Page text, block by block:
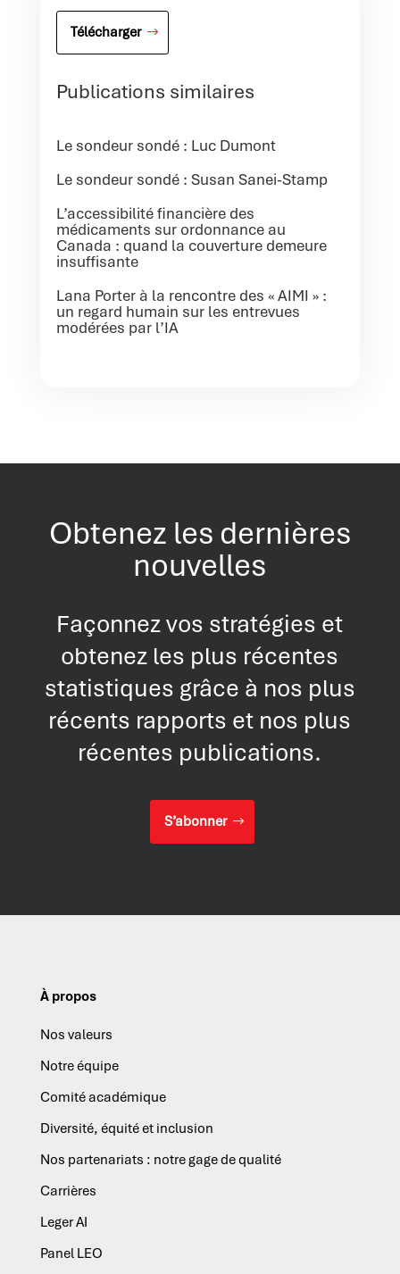
Télécharger
Publications similaires
Le sondeur sondé : Luc Dumont
Le sondeur sondé : Susan Sanei-Stamp
L’accessibilité financière des
médicaments sur ordonnance au
Canada : quand la couverture demeure
insuffisante
Lana Porter à la rencontre des « AIMI » :
un regard humain sur les entrevues
modérées par l’IA
Obtenez les dernières
nouvelles
Façonnez vos stratégies et
obtenez les plus récentes
statistiques grâce à nos plus
récents rapports et nos plus
récentes publications.
S’abonner
À propos
Nos valeurs
Notre équipe
Comité académique
Diversité, équité et inclusion
Nos partenariats : notre gage de qualité
Carrières
Leger AI
Panel LEO